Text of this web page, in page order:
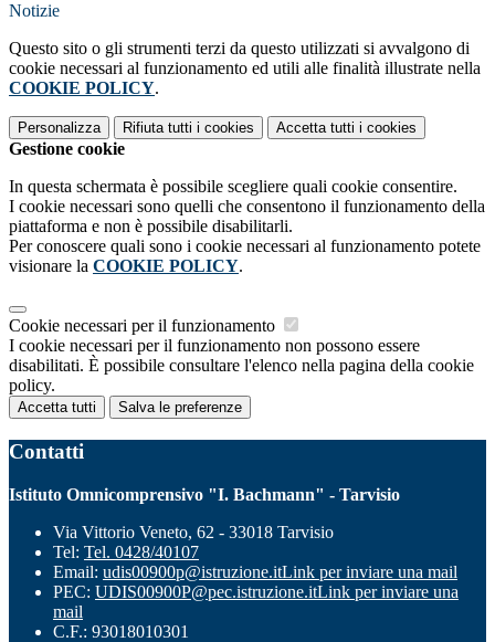
Notizie
Questo sito o gli strumenti terzi da questo utilizzati si avvalgono di
cookie necessari al funzionamento ed utili alle finalità illustrate nella
COOKIE POLICY.
Personalizza Rifiuta tutti i cookies Accetta tutti i cookies
Gestione cookie
In questa schermata è possibile scegliere quali cookie consentire.
I cookie necessari sono quelli che consentono il funzionamento della
piattaforma e non è possibile disabilitarli.
Per conoscere quali sono i cookie necessari al funzionamento potete
visionare la COOKIE POLICY.
Cookie necessari per il funzionamento
I cookie necessari per il funzionamento non possono essere
disabilitati. È possibile consultare l'elenco nella pagina della cookie
policy.
Accetta tutti Salva le preferenze
Contatti
Istituto Omnicomprensivo "I. Bachmann" - Tarvisio
Via Vittorio Veneto, 62 - 33018 Tarvisio
Tel: Tel. 0428/40107
Email: udis00900p@istruzione.itLink per inviare una mail
PEC: UDIS00900P@pec.istruzione.itLink per inviare una
mail
C.F.: 93018010301